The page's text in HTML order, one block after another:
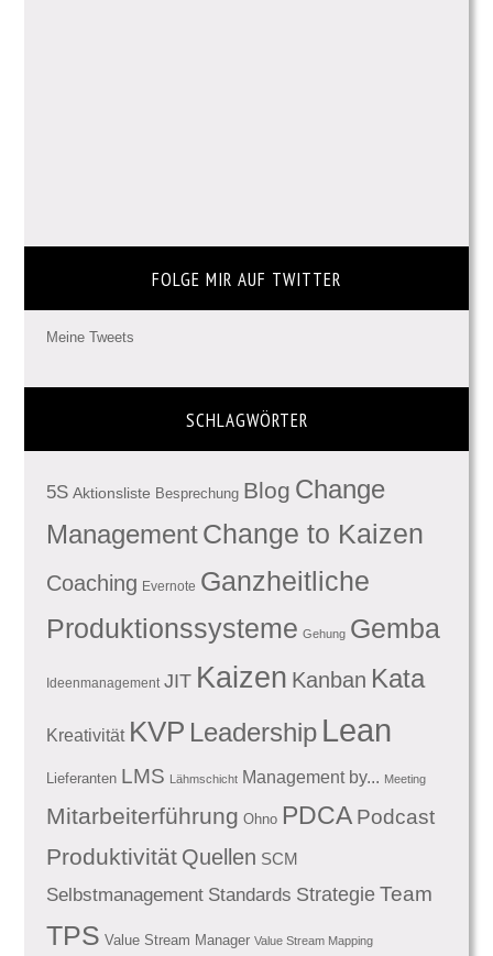
FOLGE MIR AUF TWITTER
Meine Tweets
SCHLAGWÖRTER
5S Aktionsliste Besprechung Blog Change
ManagementChange to Kaizen
Coaching Evernote Ganzheitliche
Produktionssysteme Gehung Gemba
Ideenmanagement JIT Kaizen Kanban Kata
Kreativität KVP Leadership Lean
Lieferanten LMS Lähmschicht Management by... Meeting
Mitarbeiterführung Ohno PDCA Podcast
Produktivität Quellen SCM
Selbstmanagement Standards Strategie Team
TPS Value Stream Manager Value Stream Mapping